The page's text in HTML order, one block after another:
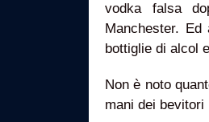
vodka falsa
Manchester.
bottiglie di alcol
Non è noto
mani dei bevitori